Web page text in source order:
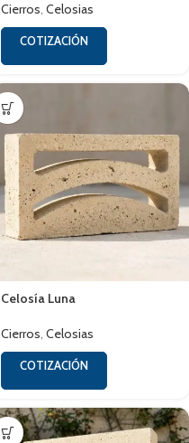
Cierros, Celosias
COTIZACIÓN
Celosía Luna
Cierros, Celosias
COTIZACIÓN